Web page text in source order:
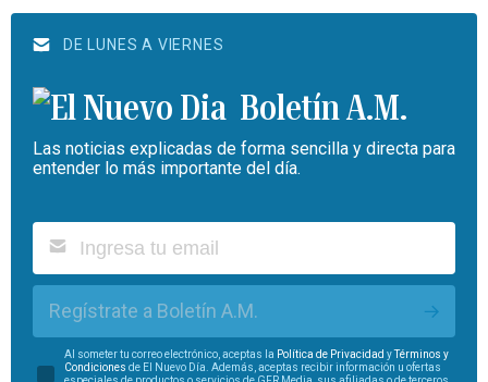
DE LUNES A VIERNES
Boletín A.M.
Las noticias explicadas de forma sencilla y directa para
entender lo más importante del día.
Regístrate a Boletín A.M.
Al someter tu correo electrónico, aceptas la Política de Privacidad yTérminos y
Condiciones de El Nuevo Día. Además, aceptas recibir información u ofertas